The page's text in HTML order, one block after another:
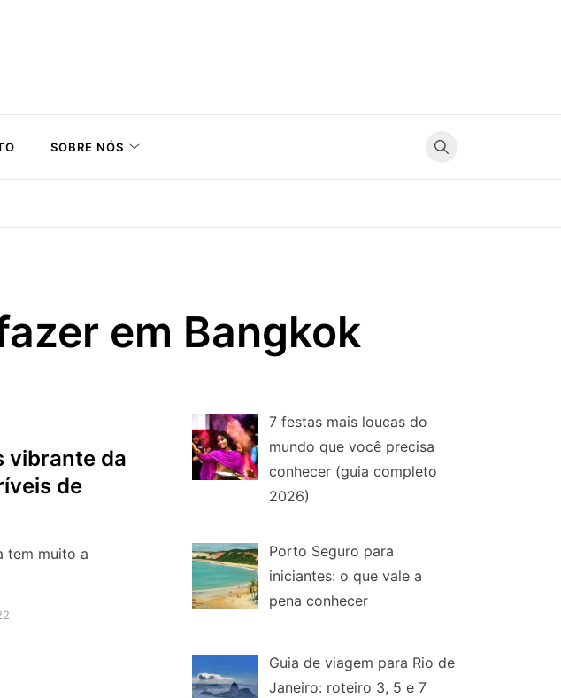
SOBRE NÓS
em Bangkok
vibrante da
de
tem muito a
7 festas mais loucas do
mundo que você precisa
conhecer (guia completo
2026)
Porto Seguro para
iniciantes: o que vale a
pena conhecer
Guia de viagem para Rio de
Janeiro: roteiro 3, 5 e 7